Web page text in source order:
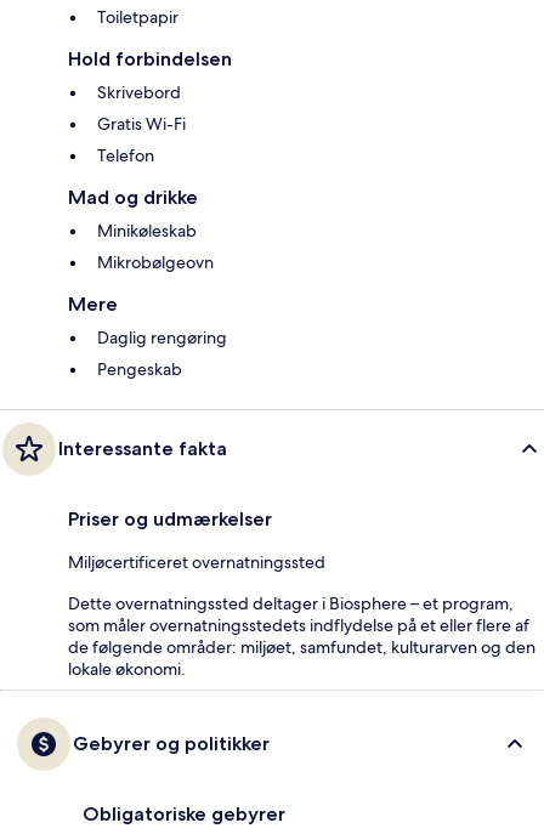
Toiletpapir
Hold forbindelsen
Skrivebord
Gratis Wi-Fi
Telefon
Mad og drikke
Minikøleskab
Mikrobølgeovn
Mere
Daglig rengøring
Pengeskab
Interessante fakta
Priser og udmærkelser
Miljøcertificeret overnatningssted
Dette overnatningssted deltager i Biosphere – et program,
som måler overnatningsstedets indflydelse på et eller flere af
de følgende områder: miljøet, samfundet, kulturarven og den
lokale økonomi.
Gebyrer og politikker
Obligatoriske gebyrer